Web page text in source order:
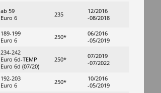
ab 59
Euro 6
235
12/2016
-08/2018
189-199
Euro 6
250*
06/2016
-05/2019
234-242
Euro 6d-TEMP
Euro 6d (07/20)
250*
07/2019
-07/2022
192-203
Euro 6
250*
10/2016
-05/2019